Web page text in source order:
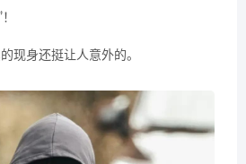
现身还挺让人意外的。